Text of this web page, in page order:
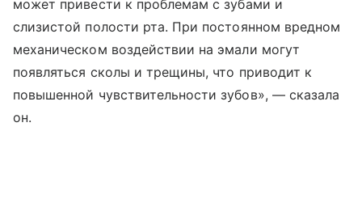
может привести к проблемам с зубами и
слизистой полости рта. При постоянном вредном
механическом воздействии на эмали могут
появляться сколы и трещины, что приводит к
повышенной чувствительности зубов», — сказала
он.